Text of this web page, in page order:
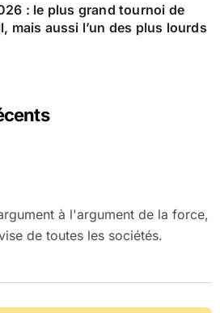
: le plus grand tournoi de
mais aussi l’un des plus lourds
à l'argument de la force,
de toutes les sociétés.